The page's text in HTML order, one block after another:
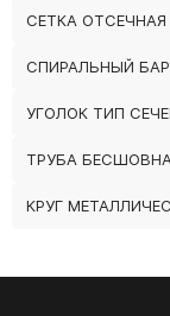
СЕТКА ОТСЕЧНАЯ
СПИРАЛЬНЫЙ
УГОЛОК ТИП
ТРУБА
КРУГ